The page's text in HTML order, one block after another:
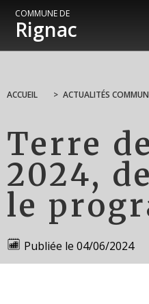
COMMUNE DE
Rignac
ACCUEIL > ACTUALITÉS
Terre
2024,
le
Publiée le 04/06/2024